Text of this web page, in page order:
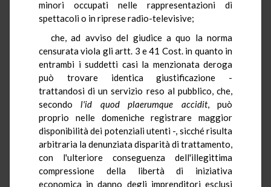
minori occupati nelle rappresentazioni di
spettacoli o in riprese radio-televisive;
che, ad avviso del giudice a quo la norma
censurata viola gli artt. 3 e 41 Cost. in quanto in
entrambi i suddetti casi la menzionata deroga
può trovare identica giustificazione -
trattandosi di un servizio reso al pubblico, che,
secondol'id quod plaerumque accidit, può
proprio nelle domeniche registrare maggior
disponibilità dei potenziali utenti -, sicché risulta
arbitraria la denunziata disparità di trattamento,
con l'ulteriore conseguenza dell'illegittima
compressione della libertà di iniziativa
economica in danno degli imprenditori esclusi